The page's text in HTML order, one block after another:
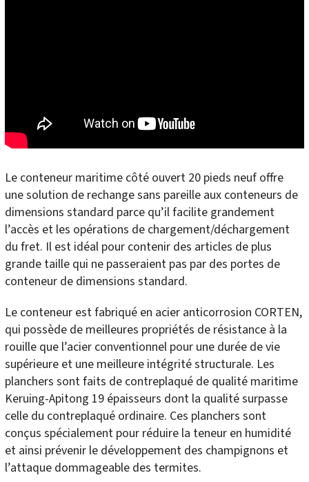
Le conteneur maritime côté ouvert 20 pieds neuf offre
une solution de rechange sans pareille aux conteneurs de
dimensions standard parce qu’il facilite grandement
l’accès et les opérations de chargement/déchargement
du fret. Il est idéal pour contenir des articles de plus
grande taille qui ne passeraient pas par des portes de
conteneur de dimensions standard.
Le conteneur est fabriqué en acier anticorrosion CORTEN,
qui possède de meilleures propriétés de résistance à la
rouille que l’acier conventionnel pour une durée de vie
supérieure et une meilleure intégrité structurale. Les
planchers sont faits de contreplaqué de qualité maritime
Keruing-Apitong 19 épaisseurs dont la qualité surpasse
celle du contreplaqué ordinaire. Ces planchers sont
conçus spécialement pour réduire la teneur en humidité
et ainsi prévenir le développement des champignons et
l’attaque dommageable des termites.